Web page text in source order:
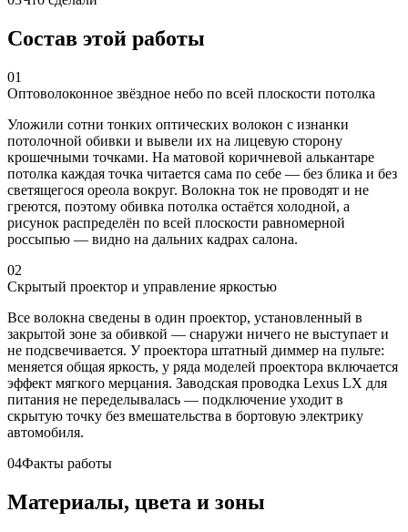
Состав этой работы
01
Оптоволоконное звёздное небо по всей плоскости потолка
Уложили сотни тонких оптических волокон с изнанки
потолочной обивки и вывели их на лицевую сторону
крошечными точками. На матовой коричневой алькантаре
потолка каждая точка читается сама по себе — без блика и без
светящегося ореола вокруг. Волокна ток не проводят и не
греются, поэтому обивка потолка остаётся холодной, а
рисунок распределён по всей плоскости равномерной
россыпью — видно на дальних кадрах салона.
02
Скрытый проектор и управление яркостью
Все волокна сведены в один проектор, установленный в
закрытой зоне за обивкой — снаружи ничего не выступает и
не подсвечивается. У проектора штатный диммер на пульте:
меняется общая яркость, у ряда моделей проектора включается
эффект мягкого мерцания. Заводская проводка Lexus LX для
питания не переделывалась — подключение уходит в
скрытую точку без вмешательства в бортовую электрику
автомобиля.
04Факты работы
Материалы, цвета и зоны